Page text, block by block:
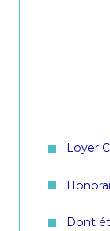
Loyer
Dont